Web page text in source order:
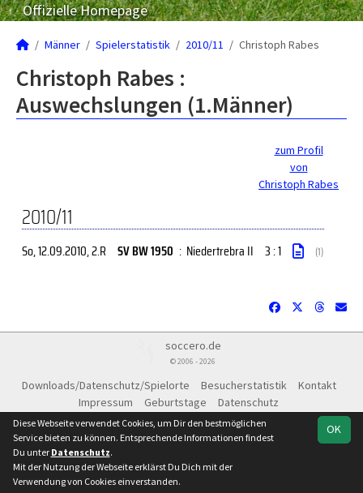
Offizielle Homepage
Männer Spielerstatistik 2010/11 Christoph Rabes
Christoph Rabes :
Auswechslungen (1.Männer)
zum Profil
von
Christoph Rabes
2010/11
So, 12.09.2010, 2.R SV BW 1950 : Niedertrebra II 3 : 1 (1)
soccero.de
© 2006 - 2026
Downloads/Datenschutz/Spielorte Besucherstatistik
Kontakt
Impressum
Geburtstage
Datenschutz
Instagram
Facebook OK
Diese Webseite verwendet Cookies, um Dir den bestmöglichen
Service bieten zu können. Entsprechende Informationen findest
Du unter Datenschutz.
Mit der Nutzung der Webseite erklärst Du Dich mit der
Verwendung von Cookies einverstanden.